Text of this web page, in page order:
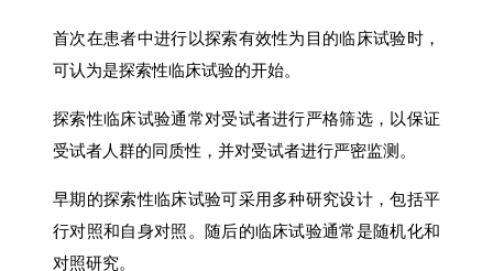
首次在患者中进行以探索有效性为目的临床试验时，
可认为是探索性临床试验的开始。
探索性临床试验通常对受试者进行严格筛选，以保证
受试者人群的同质性，并对受试者进行严密监测。
早期的探索性临床试验可采用多种研究设计，包括平
行对照和自身对照。随后的临床试验通常是随机化和
对照研究。